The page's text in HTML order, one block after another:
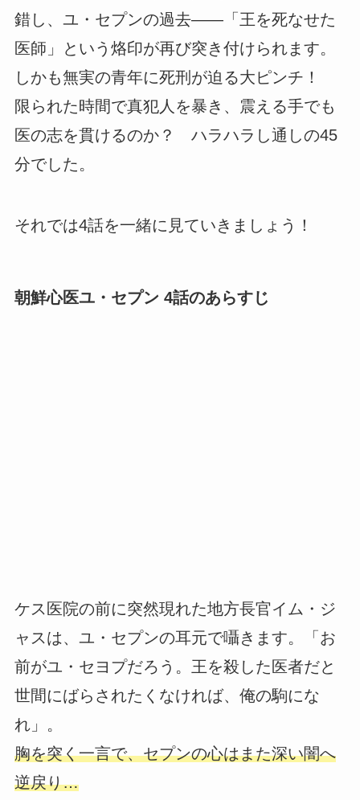
錯し、ユ・セプンの過去――「王を死なせた
医師」という烙印が再び突き付けられます。
しかも無実の青年に死刑が迫る大ピンチ！
限られた時間で真犯人を暴き、震える手でも
医の志を貫けるのか？ ハラハラし通しの45
分でした。
それでは4話を一緒に見ていきましょう！
朝鮮心医ユ・セプン 4話のあらすじ
ケス医院の前に突然現れた地方長官イム・ジ
ャスは、ユ・セプンの耳元で囁きます。「お
前がユ・セヨプだろう。王を殺した医者だと
世間にばらされたくなければ、俺の駒にな
れ」。
胸を突く一言で、セプンの心はまた深い闇へ
逆戻り…